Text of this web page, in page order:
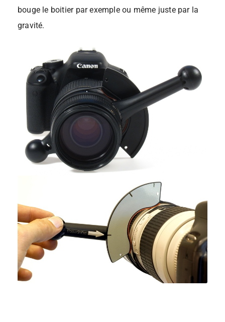
bouge le boitier par exemple ou même juste par la
gravité.